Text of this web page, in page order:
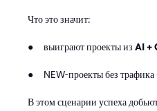
Что это значит:
● выиграют проекты из AI +
● NEW-проекты без трафика
В этом сценарии успеха